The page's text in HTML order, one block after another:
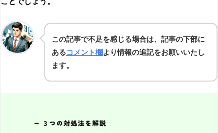
この記事で不足を感じる場合は、記事の下部に
あるコメント欄より情報の追記をお願いいたし
ます。